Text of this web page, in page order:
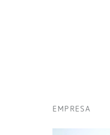
EMPRESA